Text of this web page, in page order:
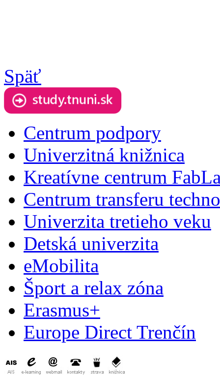
Späť
Centrum podpory
Univerzitná knižnica
Kreatívne centrum
Centrum transferu
Univerzita tretieho veku
Detská univerzita
eMobilita
Šport a relax zóna
Erasmus+
Europe Direct Trenčín